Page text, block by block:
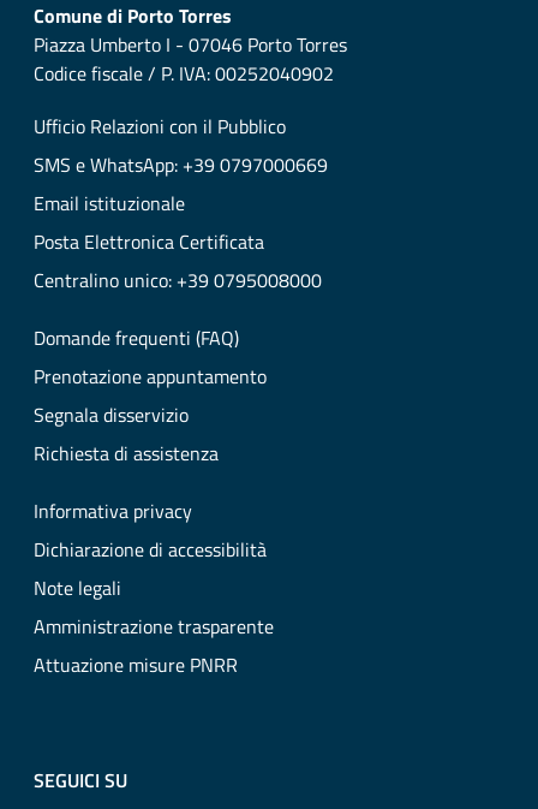
Comune di Porto Torres
Piazza Umberto I - 07046 Porto Torres
Codice fiscale / P. IVA: 00252040902
Ufficio Relazioni con il Pubblico
SMS e WhatsApp: +39 0797000669
Email istituzionale
Posta Elettronica Certificata
Centralino unico: +39 0795008000
Domande frequenti (FAQ)
Prenotazione appuntamento
Segnala disservizio
Richiesta di assistenza
Informativa privacy
Dichiarazione di accessibilità
Note legali
Amministrazione trasparente
Attuazione misure PNRR
SEGUICI SU